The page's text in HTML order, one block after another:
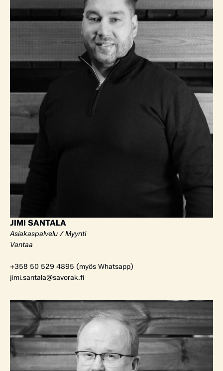
JIMI SANTALA
Asiakaspalvelu / Myynti
Vantaa
+358 50 529 4895 (myös Whatsapp)
jimi.santala@savorak.fi